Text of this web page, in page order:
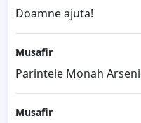
Doamne ajuta!
Musafir
Parintele Monah
Musafir